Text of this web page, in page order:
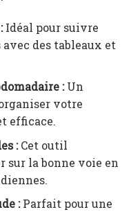
Idéal pour suivre
des tableaux et
:Un
votre
efficace.
:Cet outil
sur la bonne voie en
:Parfait pour une